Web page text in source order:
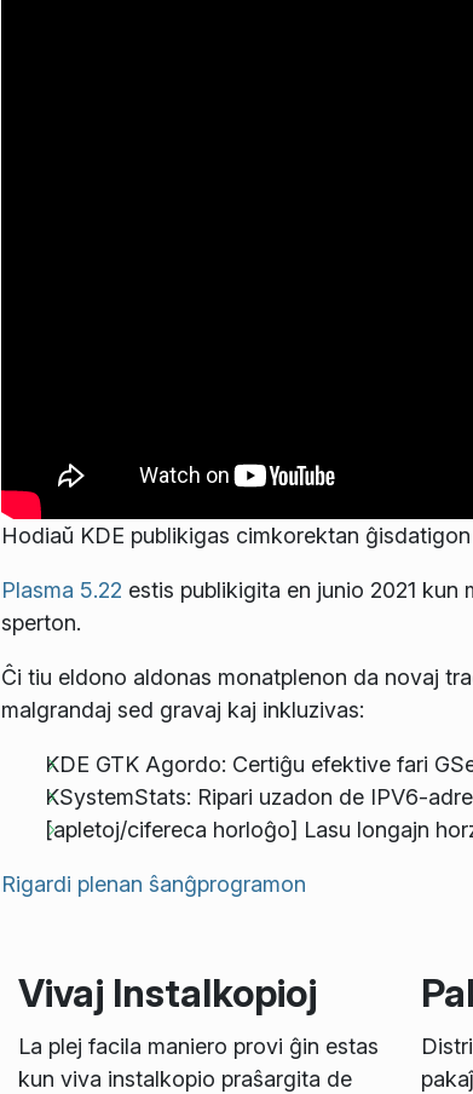
Hodiaŭ KDE publikigas cimkorektan
Plasma 5.22 estis publikigita en junio 2021
sperton.
Ĉi tiu eldono aldonas monatplenon da novaj
malgrandaj sed gravaj kaj inkluzivas:
KDE GTK Agordo: Certiĝu efektive fari
KSystemStats: Ripari uzadon de IPV6-
[apletoj/cifereca horloĝo] Lasu longajn
Rigardi plenan ŝanĝprogramon
Vivaj Instalkopioj
La plej facila maniero provi ĝin estas
kun viva instalkopio praŝargita de